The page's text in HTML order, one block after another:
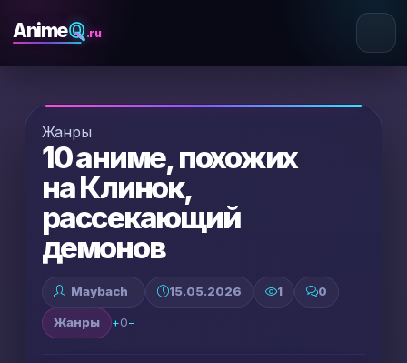
AnimeQ .ru
Жанры
10 аниме, похожих
на Клинок,
рассекающий
демонов
Maybach 15.05.2026 1 0
Жанры +0−